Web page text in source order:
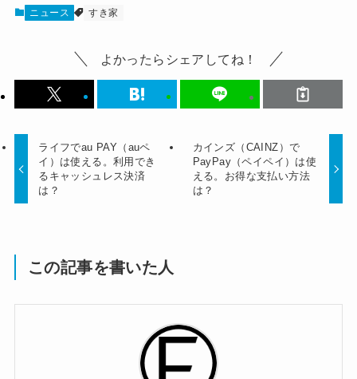
ニュース すき家
よかったらシェアしてね！
ライフでau PAY（auペ
イ）は使える。利用でき
るキャッシュレス決済
は？
カインズ（CAINZ）で
PayPay（ペイペイ）は使
える。お得な支払い方法
は？
この記事を書いた人